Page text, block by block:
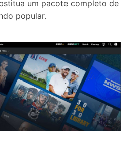
um pacote completo de
popular.